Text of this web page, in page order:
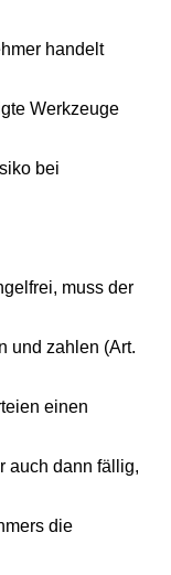
handelt
Werkzeuge
bei
muss der
und zahlen (Art.
einen
auch dann fällig,
die